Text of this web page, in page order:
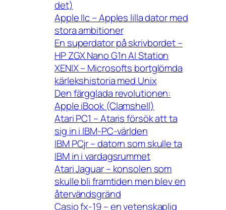
det)
Apple IIc – Apples lilla dator med
stora ambitioner
En superdator på skrivbordet –
HP ZGX Nano G1n AI Station
XENIX – Microsofts bortglömda
kärlekshistoria med Unix
Den färgglada revolutionen:
Apple iBook (Clamshell)
Atari PC1 – Ataris försök att ta
sig in i IBM-PC-världen
IBM PCjr – datorn som skulle ta
IBM in i vardagsrummet
Atari Jaguar – konsolen som
skulle bli framtiden men blev en
återvändsgränd
Casio fx-19 – en vetenskaplig